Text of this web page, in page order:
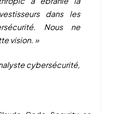
dans les
Nous ne
vision. »
cybersécurité,